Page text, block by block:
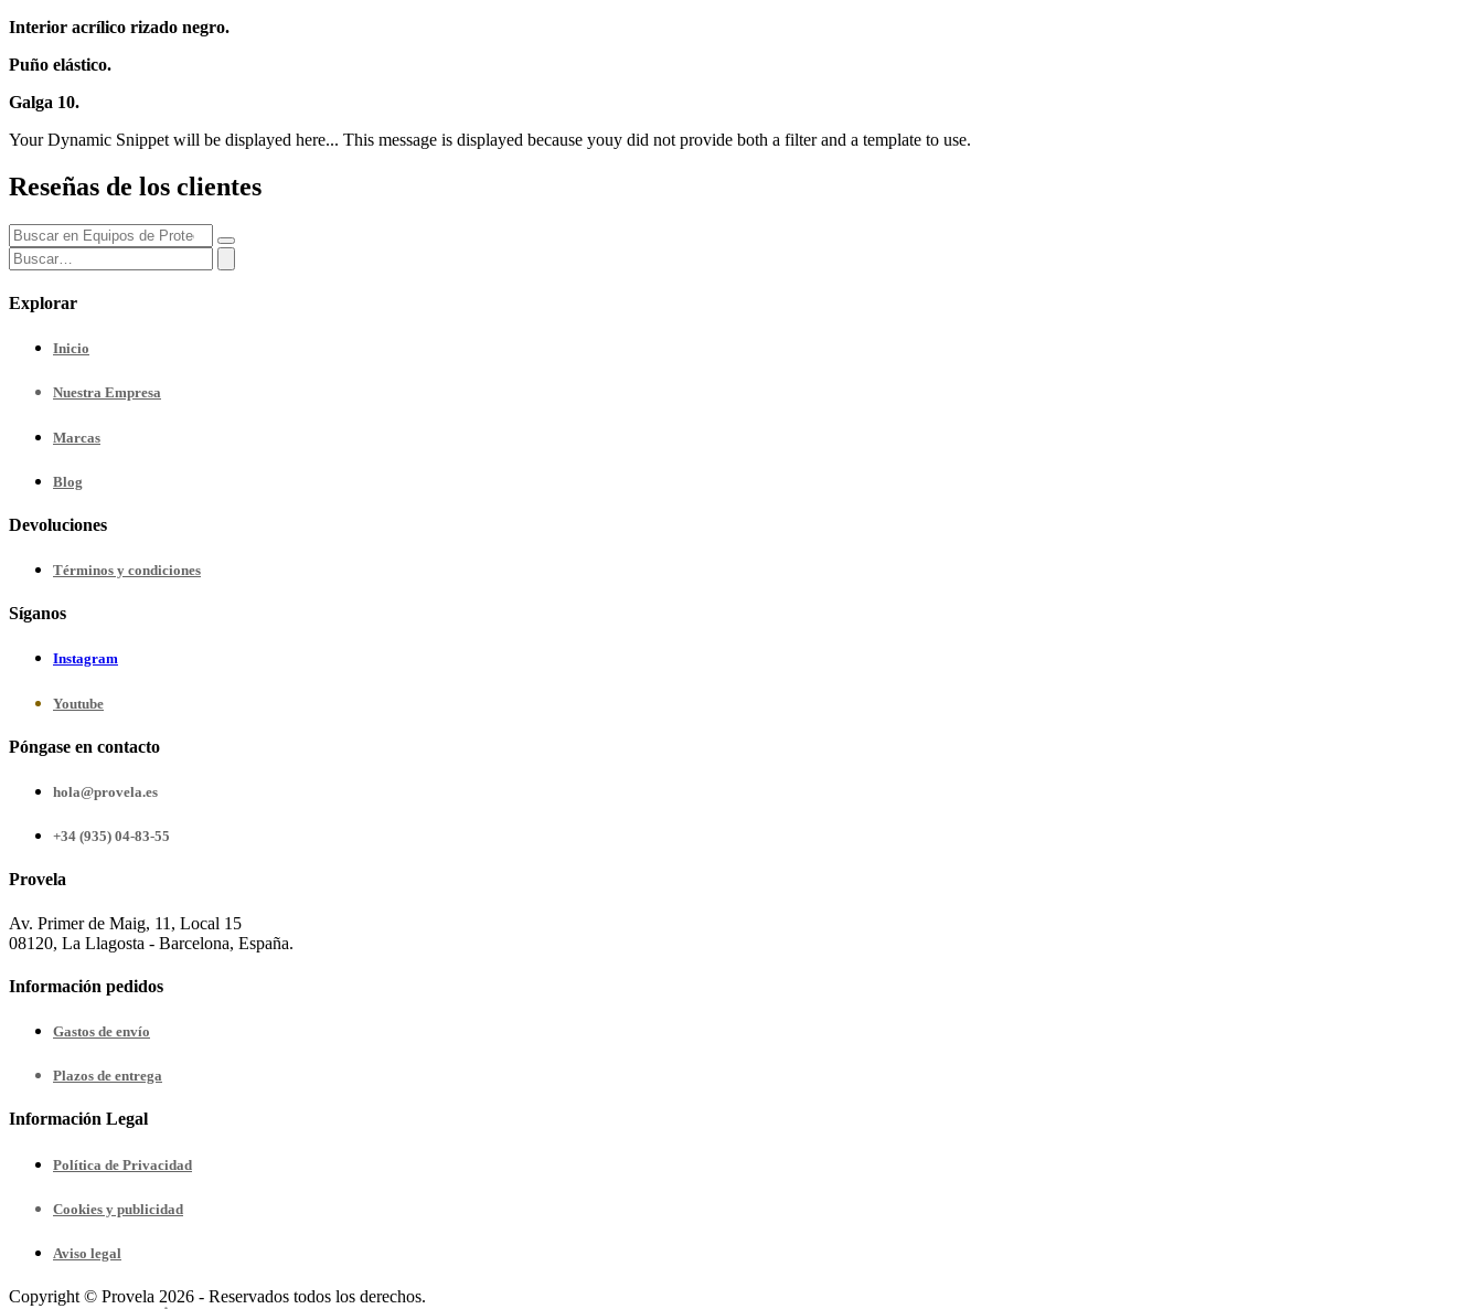
Interior acrílico rizado negro.
Puño elástico.
Galga 10.
Your Dynamic Snippet will be displayed here... This message is displayed because youy did not provide both a filter and a template to use.
Reseñas de los clientes
Explorar
Inicio
Nuestra Empresa
Marcas
Blog
Devoluciones
Términos y condiciones
Síganos
Instagram
Youtube
Póngase en contacto
hola@provela.es
+34 (935) 04-83-55
Provela
Av. Primer de Maig, 11, Local 15
08120, La Llagosta - Barcelona, España.
Información pedidos
Gastos de envío
Plazos de entrega
Información Legal
Política de Privacidad
Cookies y publicidad
Aviso legal
Copyright © Provela 2026 - Reservados todos los derechos.